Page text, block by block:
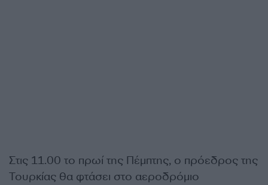
Στις 11.00 το πρωί της Πέμπτης, ο πρόεδρος της
Τουρκίας θα φτάσει στο αεροδρόμιο